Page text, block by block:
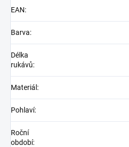
EAN:
Barva:
Délka
rukávů:
Materiál :
Pohlaví:
Roční
období: